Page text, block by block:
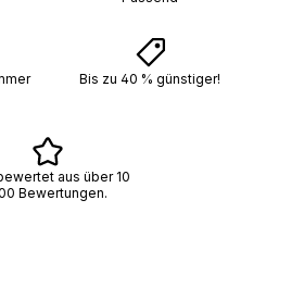
Bis zu 40 % günstiger!
aus über 10
Bewertungen.